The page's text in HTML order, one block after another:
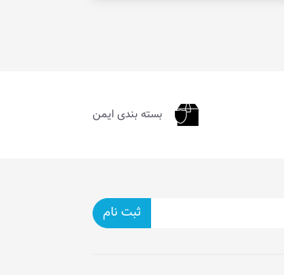
بسته بندی ایمن
ثبت نام